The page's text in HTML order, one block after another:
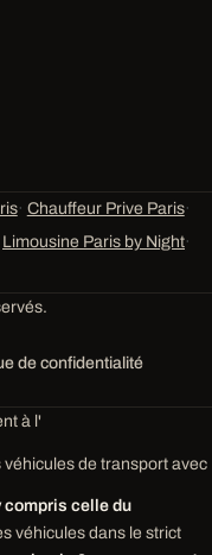
· Chauffeur Prive Paris·
Limousine Paris by Night·
de confidentialité
à l'
véhicules de transport avec
compris celle du
véhicules dans le strict